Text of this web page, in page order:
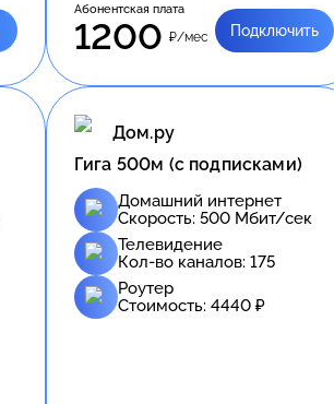
Абонентская плата
1200 ₽/мес Подключить
Дом.ру
Гига 500м (с подписками)
Домашний интернет
Скорость: 500 Мбит/сек
Телевидение
Кол-во каналов: 175
Роутер
Стоимость: 4440 ₽